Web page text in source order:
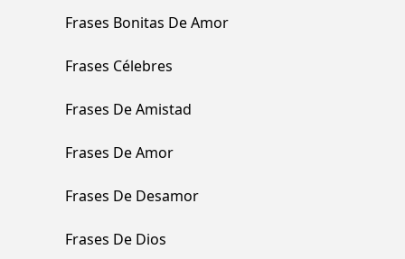
Frases Bonitas De Amor
Frases Célebres
Frases De Amistad
Frases De Amor
Frases De Desamor
Frases De Dios
Y Si Las Cosas No
Deseabas, Intenta
Una Nueva Toma.